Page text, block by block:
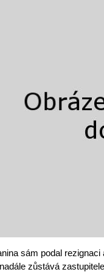
sám podal
zůstává